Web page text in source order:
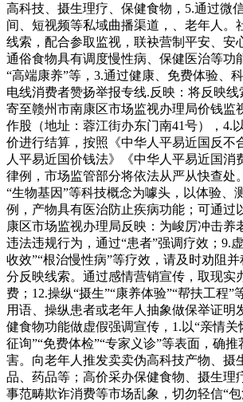
高科技、摄生理疗、保健食物，5.通过微
间、短视频等私域曲播渠道，、老年人。
线索，配合参取监视，联袂营制平安、安
通俗食物具有调度慢性病、保健医治等功
“高端康养”等，3.通过健康、免费体验、
电线消费者赞扬举报专线.反映：将反映
寄至赣州市南康区市场监视办理局价钱监
作股（地址：蓉江街办东门南41号），4.
价进行结算，按照《中华人平易近国反不
人平易近国价钱法》《中华人平易近国消
律例，市场监管部分将依法从严从快查处
“生物基因”等科技概念为噱头，以体验、
例，产物具有医治防止疾病功能；可通过
康区市场监视办理局反映：为峻厉冲击养
违法违规行为，通过“患者”强调疗效；9.
收效”“根治慢性病”等疗效，请及时劝阻
分反映线索。通过感情营销宣传，取现实
费；12.操纵“摄生”“康养体验”“帮扶工程”
用语、操纵患者或老年人抽象做保举证明
健食物功能做虚假强调宣传，1.以“亲情关
征询”“免费体检”“专家义诊”等表面，确
害。向老年人推发卖卖伪高科技产物、摄
品、药品等；高价采办保健食物、摄生理
事范畴欺诈消费等市场乱象，切勿轻信“